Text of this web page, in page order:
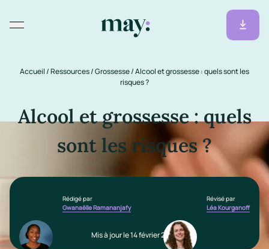
Accueil/Ressources/Grossesse/Alcool et grossesse : quels sont les
risques ?
Alcool et grossesse : quels
sont les risques ?
Rédigé par
Gwanaëlle Ramananjafy
Révisé par
Léa Kourganoff
Mis à jour le 14 février 2025